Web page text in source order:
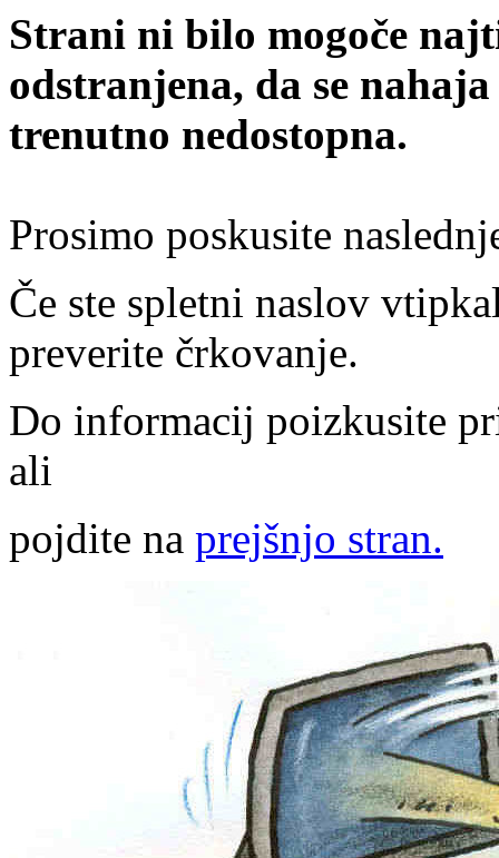
Strani ni bilo mogoče
odstranjena, da se
trenutno nedostopna.
Prosimo poskusite
Če ste spletni naslov
preverite črkovanje.
Do informacij poizkusite
ali
pojdite na prejšnjo stran.